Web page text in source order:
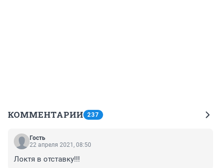
КОММЕНТАРИИ 237
Гость
22 апреля 2021, 08:50
Локтя в отставку!!!